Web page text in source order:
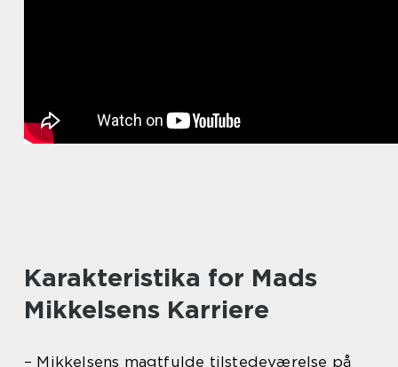
Karakteristika for Mads
Mikkelsens Karriere
– Mikkelsens magtfulde tilstedeværelse på